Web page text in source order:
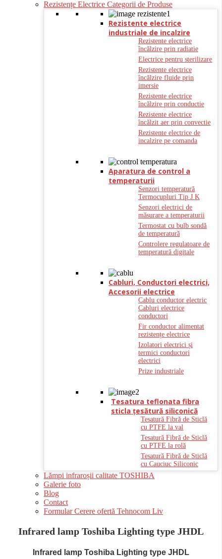
Rezistențe Electrice Categorii de Produse
Rezistente electrice
industriale de incalzire
Rezistente electrice
încălzire prin radiatie
Electrice pentru sterilizare
Rezistente electrice
încălzire fluide prin
imersie
Rezistente electrice
încălzire prin conductie
Rezistente electrice
încălzit aer prin convectie
Rezistente electrice de
incalzire pe comanda
Aparatura de control a
temperaturii
Senzori temperatură
Termocupluri Tip J K
Senzori electrici de
măsurare a temperaturii
Termostat cu bulb sondă
de temperatură
Controlere regulatoare de
temperatură digitale
Cabluri, Conductori electrici,
Accesorii electrice
Cablu conductor electric
Cabluri electrice
conductori
Fir conductor alimentat
rezistențe electrice
Izolatori electrici și
termici conductori
electrici
Prize industriale
Tesatura teflonata fibra
sticla ţesătură siliconică
Tesatură Fibră de Sticlă
cu PTFE la val
Tesatură Fibră de Sticlă
cu PTFE la rolă
Tesatură Fibră de Sticlă
cu Cauciuc Siliconic
Lămpi infraroșii calitate TOSHIBA
Galerie foto
Blog
Contact
Formular Cerere ofertă Tehnocom Liv
Infrared lamp Toshiba Lighting type JHDL
Infrared lamp Toshiba Lighting type JHDL